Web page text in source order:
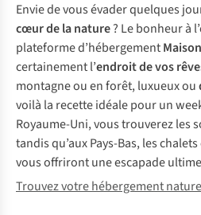
Envie de vous évader quelques
cœur de la nature? Le bonheur à
plateforme d’hébergement
certainement l’endroit de vos
montagne ou en forêt, luxueux ou
voilà la recette idéale pour un
Royaume-Uni, vous trouverez les
tandis qu’aux Pays-Bas, les
vous offriront une escapade
Trouvez votre hébergement nature